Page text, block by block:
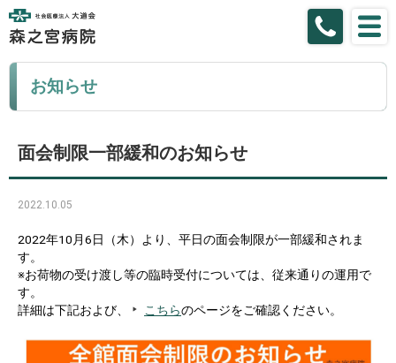
お知らせ
面会制限一部緩和のお知らせ
2022.10.05
2022年10月6日（木）より、平日の面会制限が一部緩和されま
す。
※お荷物の受け渡し等の臨時受付については、従来通りの運用で
す。
詳細は下記および、
こちらのページをご確認ください。